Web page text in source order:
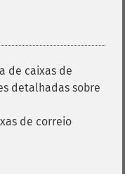
de caixas de
detalhadas sobre
de correio